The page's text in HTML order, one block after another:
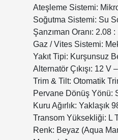
Ateşleme Sistemi:
Soğutma Sistemi: Su
Şanzıman Oranı: 2.08 :
Gaz / Vites Sistemi:
Yakıt Tipi: Kurşunsuz
Alternatör Çıkışı: 12 V
Trim & Tilt: Otomatik
Pervane Dönüş Yönü:
Kuru Ağırlık: Yaklaşık
Transom Yüksekliği: L
Renk: Beyaz (Aqua